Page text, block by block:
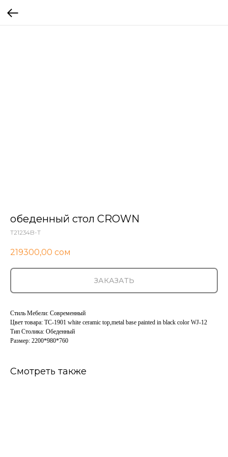
обеденный стол CROWN
T21234B-T
219300,00 сом
ЗАКАЗАТЬ
Стиль Мебели: Современный
Цвет товара: TC-1901 white ceramic top,metal base painted in black color WJ-12
Тип Столика: Обеденный
Размер: 2200*980*760
Смотреть также